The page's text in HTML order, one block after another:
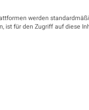
geboren. Er
berufliches
werden
ist für den Zugriff auf diese